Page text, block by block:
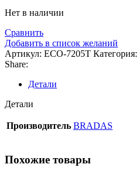
Нет в наличии
Сравнить
Добавить в список желаний
Артикул: ECO-7205T Категория:
Share:
Детали
Детали
Производитель BRADAS
Похожие товары